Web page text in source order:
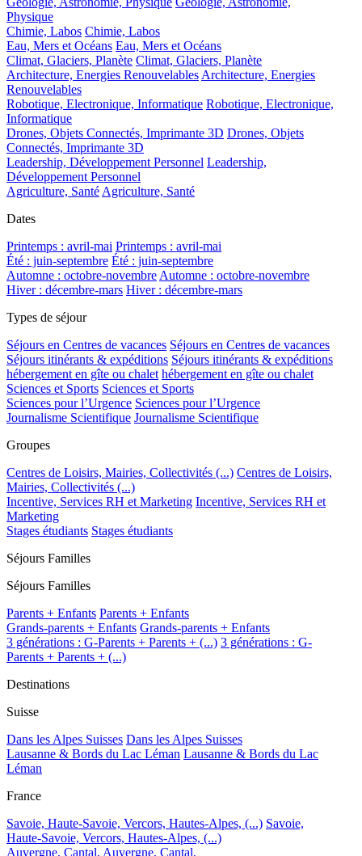
Physique
Chimie, Labos Chimie, Labos
Eau, Mers et Océans Eau, Mers et Océans
Climat, Glaciers, Planète Climat, Glaciers, Planète
Architecture, Energies Renouvelables Architecture, Energies
Renouvelables
Robotique, Electronique, Informatique Robotique, Electronique,
Informatique
Drones, Objets Connectés, Imprimante 3D Drones, Objets
Connectés, Imprimante 3D
Leadership, Développement Personnel Leadership,
Développement Personnel
Agriculture, Santé Agriculture, Santé
Dates
Printemps : avril-mai Printemps : avril-mai
Été : juin-septembre Été : juin-septembre
Automne : octobre-novembre Automne : octobre-novembre
Hiver : décembre-mars Hiver : décembre-mars
Types de séjour
Séjours en Centres de vacances Séjours en Centres de vacances
Séjours itinérants & expéditions Séjours itinérants & expéditions
hébergement en gîte ou chalet hébergement en gîte ou chalet
Sciences et Sports Sciences et Sports
Sciences pour l’Urgence Sciences pour l’Urgence
Journalisme Scientifique Journalisme Scientifique
Groupes
Centres de Loisirs, Mairies, Collectivités (...) Centres de Loisirs,
Mairies, Collectivités (...)
Incentive, Services RH et Marketing Incentive, Services RH et
Marketing
Stages étudiants Stages étudiants
Séjours Familles
Séjours Familles
Parents + Enfants Parents + Enfants
Grands-parents + Enfants Grands-parents + Enfants
3 générations : G-Parents + Parents + (...) 3 générations : G-
Parents + Parents + (...)
Destinations
Suisse
Dans les Alpes Suisses Dans les Alpes Suisses
Lausanne & Bords du Lac Léman Lausanne & Bords du Lac
Léman
France
Savoie, Haute-Savoie, Vercors, Hautes-Alpes, (...) Savoie,
Haute-Savoie, Vercors, Hautes-Alpes, (...)
Auvergne, Cantal, Auvergne, Cantal,